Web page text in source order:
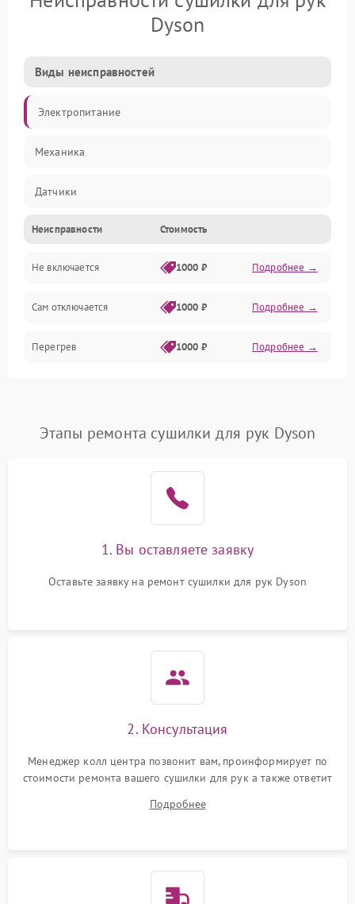
Dyson
Виды неисправностей
Электропитание
Механика
Датчики
Нагрев
Работа системы
Корпус/Герметичность
Неисправности Стоимость
Не включается 1000 ₽ Подробнее →
Сам отключается 1000 ₽ Подробнее →
Перегрев 1000 ₽ Подробнее →
Этапы ремонта сушилки для рук Dyson
1. Вы оставляете заявку
Оставьте заявку на ремонт сушилки для рук Dyson
2. Консультация
Менеджер колл центра позвонит вам, проинформирует по
стоимости ремонта вашего сушилки для рук а также ответит
Подробнее